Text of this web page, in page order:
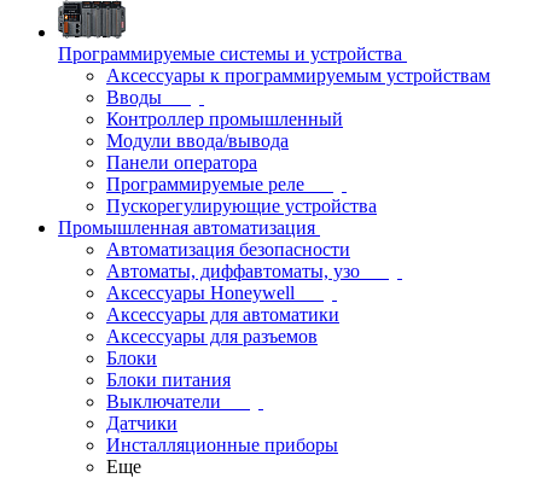
Программируемые системы и устройства
Аксессуары к программируемым устройствам
Вводы
Контроллер промышленный
Модули ввода/вывода
Панели оператора
Программируемые реле
Пускорегулирующие устройства
Промышленная автоматизация
Автоматизация безопасности
Автоматы, диффавтоматы, узо
Аксессуары Honeywell
Аксессуары для автоматики
Аксессуары для разъемов
Блоки
Блоки питания
Выключатели
Датчики
Инсталляционные приборы
Еще